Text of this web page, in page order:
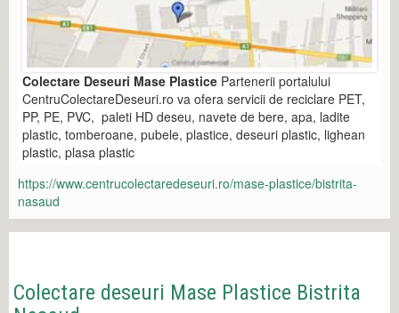
Colectare Deseuri Mase Plastice Partenerii portalului
CentruColectareDeseuri.ro va ofera servicii de reciclare PET,
PP, PE, PVC, paleti HD deseu, navete de bere, apa, ladite
plastic, tomberoane, pubele, plastice, deseuri plastic, lighean
plastic, plasa plastic
https://www.centrucolectaredeseuri.ro/mase-plastice/bistrita-
nasaud
Colectare deseuri Mase Plastice Bistrita